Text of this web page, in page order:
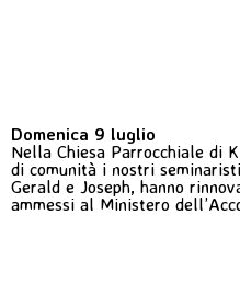
Domenica 9 luglio
Nella Chiesa Parrocchiale di
di comunità i nostri
Gerald e Joseph, hanno
ammessi al Ministero